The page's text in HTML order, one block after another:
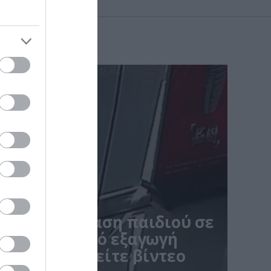
αντίδραση παιδιού σε
πριν από εξαγωγή
viral – Δείτε βίντεο